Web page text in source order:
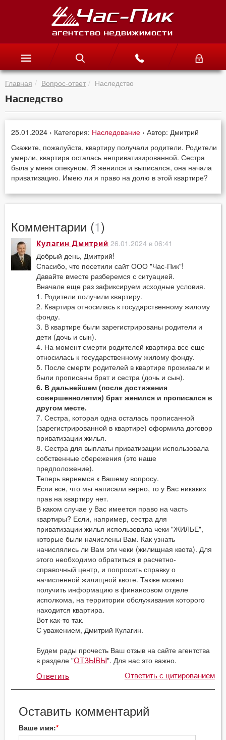
Главная Вопрос-ответ Наследство
Наследство
25.01.2024 › Категория: Наследование › Автор: Дмитрий
Скажите, пожалуйста, квартиру получали родители. Родители
умерли, квартира осталась неприватизированной. Сестра
была у меня опекуном. Я женился и выписался, она начала
приватизацию. Имею ли я право на долю в этой квартире?
Комментарии (1)
Кулагин Дмитрий 26.01.2024 в 06:41
Добрый день, Дмитрий!
Спасибо, что посетили сайт ООО "Час-Пик"!
Давайте вместе разберемся с ситуацией.
Вначале еще раз зафиксируем исходные условия.
1. Родители получили квартиру.
2. Квартира относилась к государственному жилому
фонду.
3. В квартире были зарегистрированы родители и
дети (дочь и сын).
4. На момент смерти родителей квартира все еще
относилась к государственному жилому фонду.
5. После смерти родителей в квартире проживали и
были прописаны брат и сестра (дочь и сын).
6. В дальнейшем (после достижения
совершеннолетия) брат женился и прописался в
другом месте.
7. Сестра, которая одна осталась прописанной
(зарегистрированной в квартире) оформила договор
приватизации жилья.
8. Сестра для выплаты приватизации использовала
собственные сбережения (это наше
предположение).
Теперь вернемся к Вашему вопросу.
Если все, что мы написали верно, то у Вас никаких
прав на квартиру нет.
В каком случае у Вас имеется право на часть
квартиры? Если, например, сестра для
приватизации жилья использовала чеки "ЖИЛЬЕ",
которые были начислены Вам. Как узнать
начислялись ли Вам эти чеки (жилищная квота). Для
этого необходимо обратиться в расчетно-
справочный центр, и попросить справку о
начисленной жилищной квоте. Также можно
получить информацию в финансовом отделе
исполкома, на территории обслуживания которого
находится квартира.
Вот как-то так.
С уважением, Дмитрий Кулагин.
Будем рады прочесть Ваш отзыв на сайте агентства
в разделе "ОТЗЫВЫ". Для нас это важно.
Ответить Ответить с цитированием
Оставить комментарий
Ваше имя: